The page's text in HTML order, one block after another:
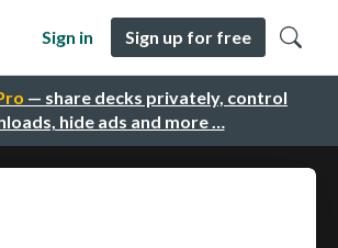
— share decks privately, control
hide ads and more …
Sign in Sign up for free